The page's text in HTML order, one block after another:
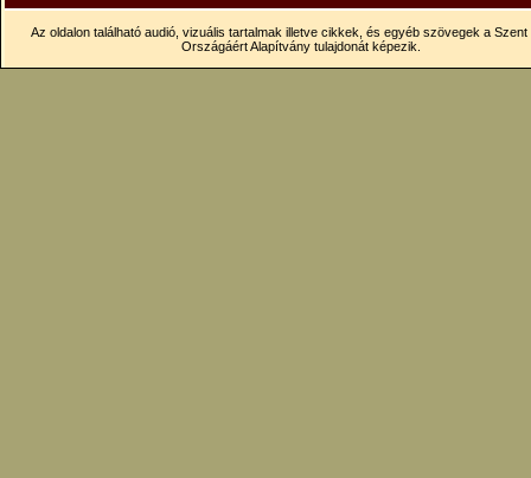
Az oldalon található audió, vizuális tartalmak illetve cikkek, és egyéb szövegek a Szent
Országáért Alapítvány tulajdonát képezik.